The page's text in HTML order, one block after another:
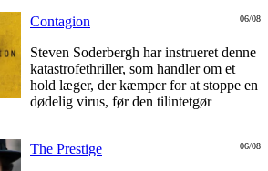
06/08
Contagion
Steven Soderbergh har instrueret denne
katastrofethriller, som handler om et
hold læger, der kæmper for at stoppe en
dødelig virus, før den tilintetgør
06/08
The Prestige